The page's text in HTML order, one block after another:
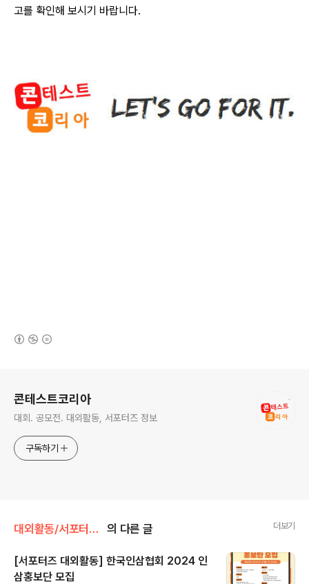
고를 확인해 보시기 바랍니다.
콘테스트코리아
대회. 공모전. 대외활동, 서포터즈 정보
구독하기
대외활동/서포터즈 • 기자단 의 다른 글 더보기
[서포터즈 대외활동] 한국인삼협회 2024 인
삼홍보단 모집